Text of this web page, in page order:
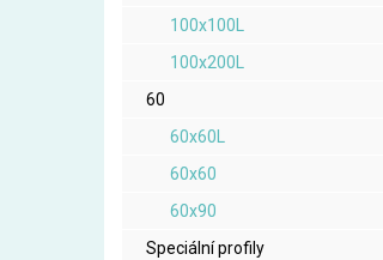
100x100L
100x200L
60
60x60L
60x60
60x90
Speciální profily